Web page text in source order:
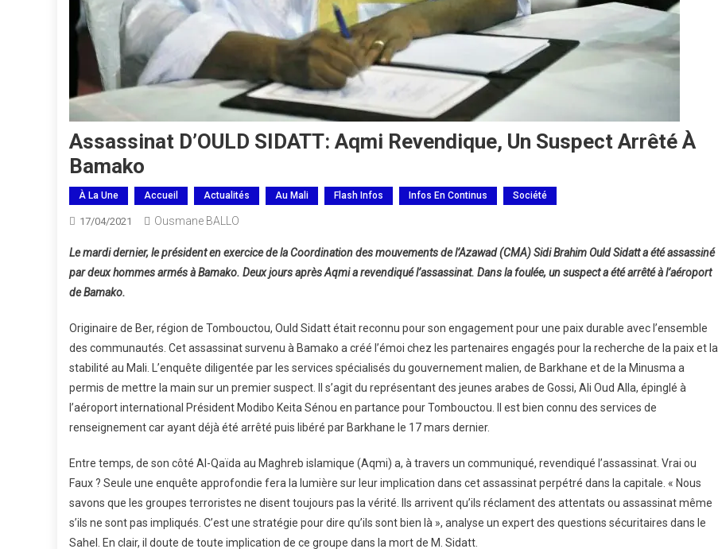
Assassinat D’OULD SIDATT: Aqmi Revendique, Un Suspect Arrêté À
Bamako
À La Une Accueil Actualités Au Mali Flash Infos Infos En Continus Société
17/04/2021 Ousmane BALLO
Le mardi dernier, le président en exercice de la Coordination des mouvements de l’Azawad (CMA) Sidi Brahim Ould Sidatt a été assassiné
par deux hommes armés à Bamako. Deux jours après Aqmi a revendiqué l’assassinat. Dans la foulée, un suspect a été arrêté à l’aéroport
de Bamako.
Originaire de Ber, région de Tombouctou, Ould Sidatt était reconnu pour son engagement pour une paix durable avec l’ensemble
des communautés. Cet assassinat survenu à Bamako a créé l’émoi chez les partenaires engagés pour la recherche de la paix et la
stabilité au Mali. L’enquête diligentée par les services spécialisés du gouvernement malien, de Barkhane et de la Minusma a
permis de mettre la main sur un premier suspect. Il s’agit du représentant des jeunes arabes de Gossi, Ali Oud Alla, épinglé à
l’aéroport international Président Modibo Keita Sénou en partance pour Tombouctou. Il est bien connu des services de
renseignement car ayant déjà été arrêté puis libéré par Barkhane le 17 mars dernier.
Entre temps, de son côté Al-Qaïda au Maghreb islamique (Aqmi) a, à travers un communiqué, revendiqué l’assassinat. Vrai ou
Faux ? Seule une enquête approfondie fera la lumière sur leur implication dans cet assassinat perpétré dans la capitale. « Nous
savons que les groupes terroristes ne disent toujours pas la vérité. Ils arrivent qu’ils réclament des attentats ou assassinat même
s’ils ne sont pas impliqués. C’est une stratégie pour dire qu’ils sont bien là », analyse un expert des questions sécuritaires dans le
Sahel. En clair, il doute de toute implication de ce groupe dans la mort de M. Sidatt.